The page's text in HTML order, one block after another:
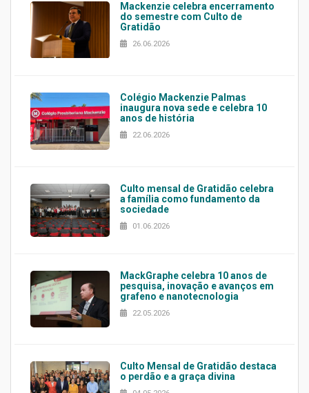
Mackenzie celebra encerramento
do semestre com Culto de
Gratidão
26.06.2026
Colégio Mackenzie Palmas
inaugura nova sede e celebra 10
anos de história
22.06.2026
Culto mensal de Gratidão celebra
a família como fundamento da
sociedade
01.06.2026
MackGraphe celebra 10 anos de
pesquisa, inovação e avanços em
grafeno e nanotecnologia
22.05.2026
Culto Mensal de Gratidão destaca
o perdão e a graça divina